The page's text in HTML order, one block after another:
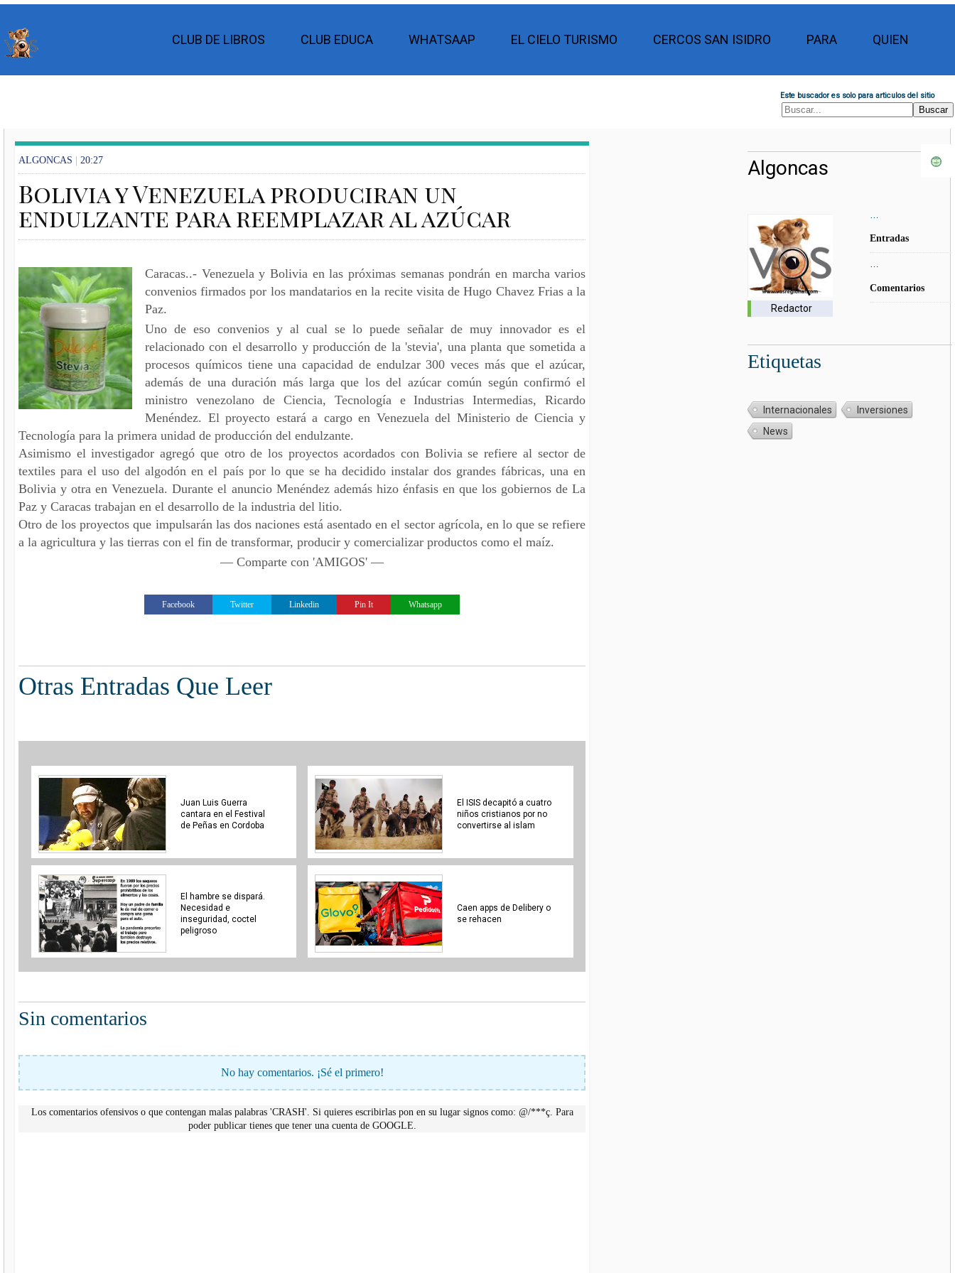
CLUB DE LIBROS CLUB EDUCA WHATSAAP EL CIELO TURISMO CERCOS SAN ISIDRO PARA QUIEN
Este buscador es solo para articulos del sitio
ALGONCAS | 20:27
Bolivia y Venezuela produciran un
endulzante para reemplazar al azúcar
Caracas..- Venezuela y Bolivia en las próximas semanas pondrán en marcha varios
convenios firmados por los mandatarios en la recite visita de Hugo Chavez Frias a la
Paz.
Uno de eso convenios y al cual se lo puede señalar de muy innovador es el
relacionado con el desarrollo y producción de la 'stevia', una planta que sometida a
procesos químicos tiene una capacidad de endulzar 300 veces más que el azúcar,
además de una duración más larga que los del azúcar común según confirmó el
ministro venezolano de Ciencia, Tecnología e Industrias Intermedias, Ricardo
Menéndez. El proyecto estará a cargo en Venezuela del Ministerio de Ciencia y
Tecnología para la primera unidad de producción del endulzante.
Asimismo el investigador agregó que otro de los proyectos acordados con Bolivia se refiere al sector de
textiles para el uso del algodón en el país por lo que se ha decidido instalar dos grandes fábricas, una en
Bolivia y otra en Venezuela. Durante el anuncio Menéndez además hizo énfasis en que los gobiernos de La
Paz y Caracas trabajan en el desarrollo de la industria del litio.
Otro de los proyectos que impulsarán las dos naciones está asentado en el sector agrícola, en lo que se refiere
a la agricultura y las tierras con el fin de transformar, producir y comercializar productos como el maíz.
— Comparte con 'AMIGOS' —
Facebook Twitter Linkedin Pin It Whatsapp
Otras Entradas Que Leer
Juan Luis Guerra
cantara en el Festival
de Peñas en Cordoba
El ISIS decapitó a cuatro
niños cristianos por no
convertirse al islam
El hambre se dispará.
Necesidad e
inseguridad, coctel
peligroso
Caen apps de Delibery o
se rehacen
Sin comentarios
No hay comentarios. ¡Sé el primero!
Los comentarios ofensivos o que contengan malas palabras 'CRASH'. Si quieres escribirlas pon en su lugar signos como: @/***ç. Para
poder publicar tienes que tener una cuenta de GOOGLE.
Algoncas
Redactor
Entradas
…
Comentarios
Etiquetas
Internacionales
Inversiones
News